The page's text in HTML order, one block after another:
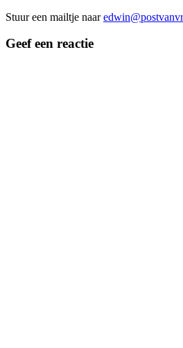
Stuur een mailtje naar
Geef een reactie